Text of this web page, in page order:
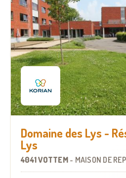
Domaine des Lys -
Lys
4041 VOTTEM - MAISON DE